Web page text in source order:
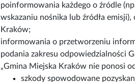
poinformowania każdego o źródle
wskazaniu nośnika lub źródła
Kraków;
informowania o przetworzeniu
podania zakresu odpowiedzialności
„Gmina Miejska Kraków nie ponosi
szkody spowodowane